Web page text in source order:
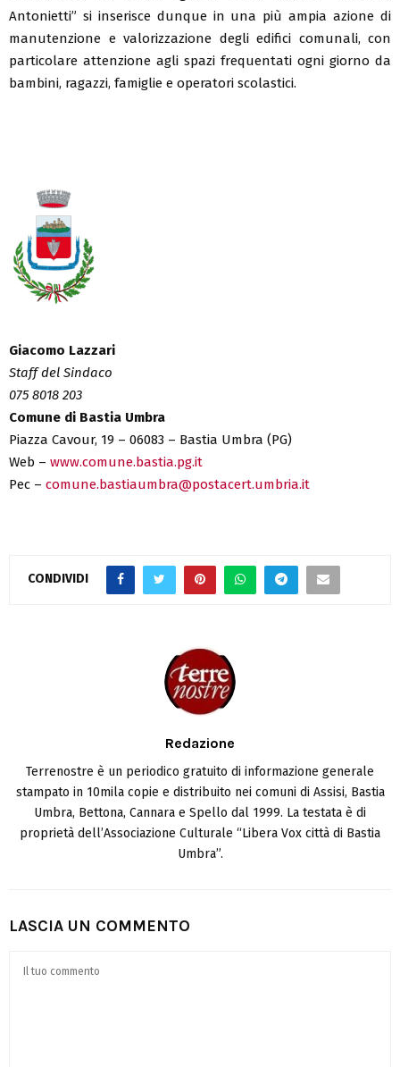
Antonietti” si inserisce dunque in una più ampia azione di
manutenzione e valorizzazione degli edifici comunali, con
particolare attenzione agli spazi frequentati ogni giorno da
bambini, ragazzi, famiglie e operatori scolastici.
Giacomo Lazzari
Staff del Sindaco
075 8018 203
Comune di Bastia Umbra
Piazza Cavour, 19 – 06083 – Bastia Umbra (PG)
Web – www.comune.bastia.pg.it
Pec – comune.bastiaumbra@postacert.umbria.it
CONDIVIDI
Redazione
Terrenostre è un periodico gratuito di informazione generale
stampato in 10mila copie e distribuito nei comuni di Assisi, Bastia
Umbra, Bettona, Cannara e Spello dal 1999. La testata è di
proprietà dell’Associazione Culturale “Libera Vox città di Bastia
Umbra”.
LASCIA UN COMMENTO